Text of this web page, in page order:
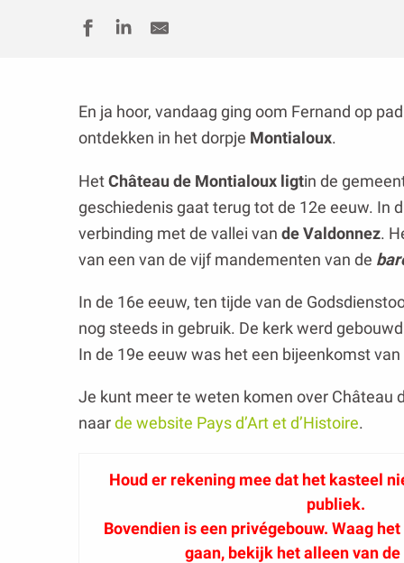
En ja hoor, vandaag ging oom Fernand op
ontdekken in het dorpje Montialoux.
HetChâteau de Montialoux ligtin de
geschiedenis gaat terug tot de 12e eeuw. In
verbinding met de vallei van de Valdonnez.
van een van de vijf mandementen van de
In de 16e eeuw, ten tijde van de
nog steeds in gebruik. De kerk werd
In de 19e eeuw was het een bijeenkomst
Je kunt meer te weten komen over Château
naarde website Pays d’Art et d’Histoire.
Houd er rekening mee dat het kasteel
publiek.
Bovendien is een privégebouw. Waag
gaan, bekijk het alleen van